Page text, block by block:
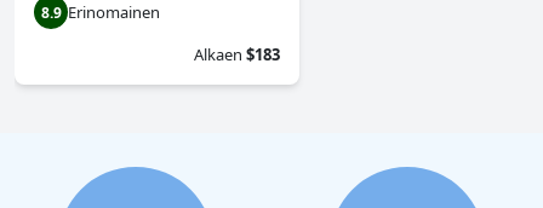
8.9 Erinomainen
Alkaen $183